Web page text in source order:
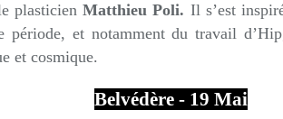
plasticienMatthieu Poli. Il s’est
période, et notamment du travail
et cosmique.
Belvédère - 19 Mai